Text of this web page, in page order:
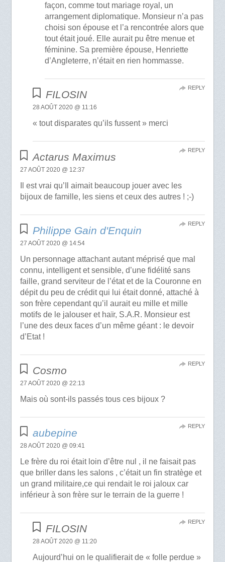
façon, comme tout mariage royal, un
arrangement diplomatique. Monsieur n’a pas
choisi son épouse et l’a rencontrée alors que
tout était joué. Elle aurait pu être menue et
féminine. Sa première épouse, Henriette
d’Angleterre, n’était en rien hommasse.
FILOSIN
28 AOÛT 2020 @ 11:16
« tout disparates qu’ils fussent » merci
REPLY
Actarus Maximus
27 AOÛT 2020 @ 12:37
Il est vrai qu’Il aimait beaucoup jouer avec les
bijoux de famille, les siens et ceux des autres ! ;-)
REPLY
Philippe Gain d'Enquin
27 AOÛT 2020 @ 14:54
Un personnage attachant autant méprisé que mal
connu, intelligent et sensible, d’une fidélité sans
faille, grand serviteur de l’état et de la Couronne en
dépit du peu de crédit qui lui était donné, attaché à
son frère cependant qu’il aurait eu mille et mille
motifs de le jalouser et haïr, S.A.R. Monsieur est
l’une des deux faces d’un même géant : le devoir
d’Etat !
REPLY
Cosmo
27 AOÛT 2020 @ 22:13
Mais où sont-ils passés tous ces bijoux ?
REPLY
aubepine
28 AOÛT 2020 @ 09:41
Le frère du roi était loin d’être nul , il ne faisait pas
que briller dans les salons , c’était un fin stratège et
un grand militaire,ce qui rendait le roi jaloux car
inférieur à son frère sur le terrain de la guerre !
REPLY
FILOSIN
28 AOÛT 2020 @ 11:20
Aujourd’hui on le qualifierait de « folle perdue »
REPLY